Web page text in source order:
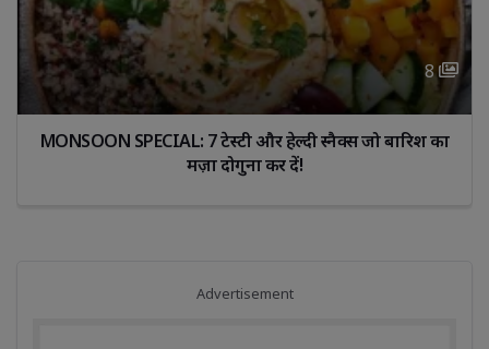
8
जो बारिश का
“दाँत ही नहीं, जीभ की सफाई भी उतनी ही
Advertisement